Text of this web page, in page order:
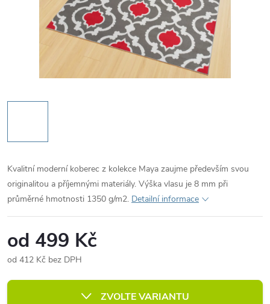
Kvalitní moderní koberec z kolekce Maya zaujme především svou
originalitou a příjemnými materiály. Výška vlasu je 8 mm při
průměrné hmotnosti 1350 g/m2. Detailní informace
od 499 Kč
od 412 Kč bez DPH
cena:
ZVOLTE VARIANTU